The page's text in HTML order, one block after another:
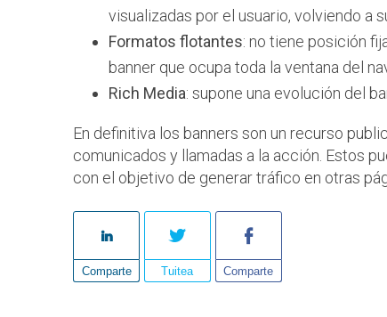
visualizadas por el usuario, volviendo a
Formatos flotantes: no tiene posición
banner que ocupa toda la ventana del
Rich Media: supone una evolución del
En definitiva los banners son un recurso
comunicados y llamadas a la acción. Estos
con el objetivo de generar tráfico en otras
Comparte Tuitea Comparte